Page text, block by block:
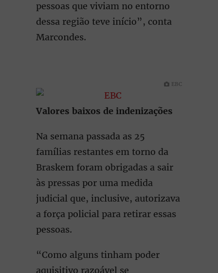
pessoas que viviam no entorno
dessa região teve início”, conta
Marcondes.
EBC
Valores baixos de indenizações
Na semana passada as 25
famílias restantes em torno da
Braskem foram obrigadas a sair
às pressas por uma medida
judicial que, inclusive, autorizava
a força policial para retirar essas
pessoas.
“Como alguns tinham poder
aquisitivo razoável se